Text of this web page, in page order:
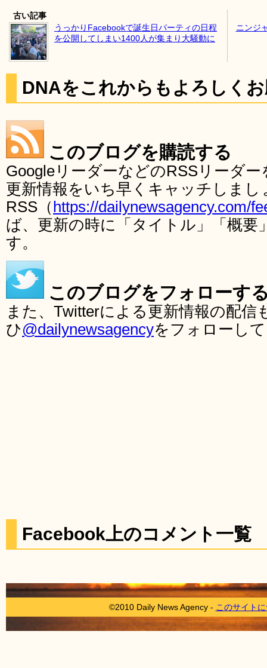
古い記事
うっかりFacebookで誕生日パーティの日程
を公開してしまい1400人が集まり大騒動に
ニンジ
DNAをこれからもよろしく
このブログを購読する
GoogleリーダーなどのRSSリーダ
更新情報をいち早くキャッチしま
RSS（ https://dailynewsagency.com/
ば、更新の時に「タイトル」「概要
す。
このブログをフォローす
また、Twitterによる更新情報の配
ひ@dailynewsagencyをフォローし
Facebook上のコメント一覧
©2010 Daily News Agency - このサイト